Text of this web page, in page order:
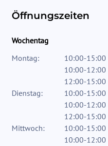
Öffnungszeiten
Wochentag
Montag:
10:00-15:00
10:00-12:00
12:00-15:00
Dienstag:
10:00-15:00
10:00-12:00
12:00-15:00
Mittwoch:
10:00-15:00
10:00-12:00